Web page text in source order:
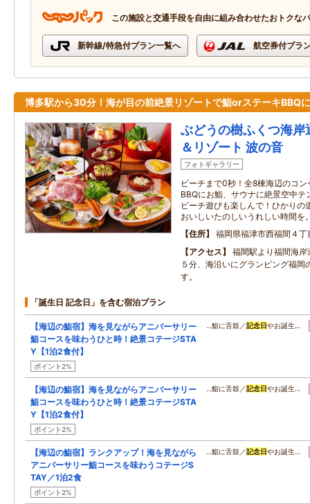
この施設と交通手段を自由に組み合わせたおトクな
新幹線/特急付プラン一覧へ 航空券付プラ
博多駅から30分！海が目の前絶景リゾートで鮨orステーキBBQ
ぶどうの樹ふくつ海岸
＆リゾート 波の音
フォトギャラリー
ビーチまで0秒！全8棟海辺のコ
BBQにお鮨、サウナに絶景空中
ビーチ遊びも楽しんで！ひかりの
おいしいたのしいうれしい時間を
住所
福岡県福津市西福間４丁
アクセス
福間駅より福間海
５分、海沿いにグランピング福岡
す。
「誕生日 記念日」を含む宿泊プラン
【海辺の鮨宿】海を見ながらアニバーサリー
鮨コースを味わうひと時！絶景コテージSTA
Y【1泊2食付】
ポイント2%
…鮨に舌鼓／記念日やお誕生…
【海辺の鮨宿】海を見ながらアニバーサリー
鮨コースを味わうひと時！絶景コテージSTA
Y【1泊2食付】
ポイント2%
…鮨に舌鼓／記念日やお誕生…
【海辺の鮨宿】ランクアップ！海を見ながら
アニバーサリー鮨コースを味わうコテージS
TAY／1泊2食
ポイント2%
…鮨に舌鼓／記念日やお誕生…